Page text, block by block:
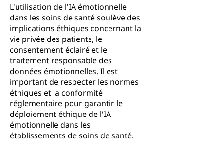
L'utilisation de l'IA émotionnelle
dans les soins de santé soulève des
implications éthiques concernant la
vie privée des patients, le
consentement éclairé et le
traitement responsable des
données émotionnelles. Il est
important de respecter les normes
éthiques et la conformité
réglementaire pour garantir le
déploiement éthique de l'IA
émotionnelle dans les
établissements de soins de santé.